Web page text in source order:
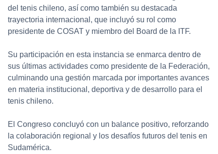
del tenis chileno, así como también su destacada
trayectoria internacional, que incluyó su rol como
presidente de COSAT y miembro del Board de la ITF.
Su participación en esta instancia se enmarca dentro de
sus últimas actividades como presidente de la Federación,
culminando una gestión marcada por importantes avances
en materia institucional, deportiva y de desarrollo para el
tenis chileno.
El Congreso concluyó con un balance positivo, reforzando
la colaboración regional y los desafíos futuros del tenis en
Sudamérica.